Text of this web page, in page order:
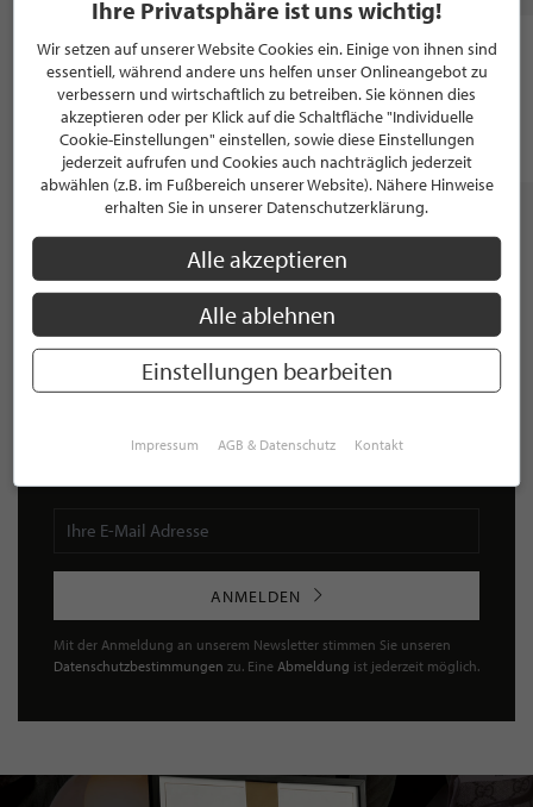
SPEISEN & GENUSS
Schneiderwind
Aachen
NEWSLETTER
Bleiben Sie immer UP TO DATE! Melden Sie sich jetzt für
unseren STILPUNKTE®-Newsletter an und profitieren Sie
von exklusivenNeuigkeiten, Trends undAngeboten
ist jederzeit möglich.
ANMELDEN
Mit der Anmeldung an unserem Newsletter stimmen Sie unseren
Datenschutzbestimmungen zu. Eine Abmeldung ist jederzeit möglich.
Ihre Privatsphäre ist uns wichtig!
Wir setzen auf unserer Website Cookies ein. Einige von ihnen sind
essentiell, während andere uns helfen unser Onlineangebot zu
verbessern und wirtschaftlich zu betreiben. Sie können dies
akzeptieren oder per Klick auf die Schaltfläche "Individuelle
Cookie-Einstellungen" einstellen, sowie diese Einstellungen
jederzeit aufrufen und Cookies auch nachträglich jederzeit
abwählen (z.B. im Fußbereich unserer Website). Nähere Hinweise
erhalten Sie in unserer Datenschutzerklärung.
Alle akzeptieren
Alle ablehnen
Einstellungen bearbeiten
Impressum AGB & Datenschutz Kontakt